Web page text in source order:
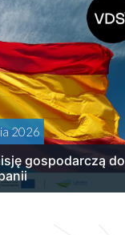
2026
gospodarczą do